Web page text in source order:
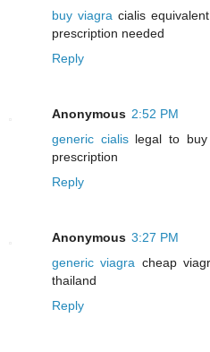
buy viagra cialis
prescription needed
Reply
Anonymous 2:52 PM
generic cialislegal to buy
prescription
Reply
Anonymous 3:27 PM
generic viagra cheap
thailand
Reply